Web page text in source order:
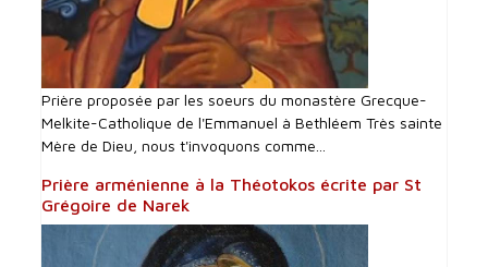
Prière proposée par les soeurs du monastère Grecque-
Melkite-Catholique de l'Emmanuel à Bethléem Très sainte
Mère de Dieu, nous t'invoquons comme...
Prière arménienne à la Théotokos écrite par St
Grégoire de Narek